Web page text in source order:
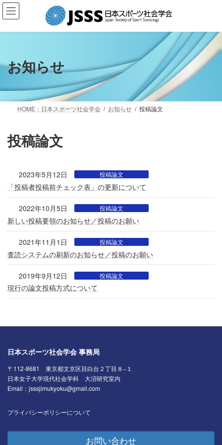
コ
ン
ス
ッ
ナ
ビ
ン
移
お知らせ
HOME：日本スポーツ社会学会 お知らせ 投稿論文
投稿論文
2023年5月12日 投稿論文
「投稿者投稿前チェック表」の更新について
2022年10月5日 投稿論文
新しい投稿要領のお知らせ／投稿のお願い
2021年11月1日 投稿論文
査読システムの刷新のお知らせ／投稿のお願い
2019年9月12日 投稿論文
現行の論文投稿方式について
日本スポーツ社会学会 事務局
〒112-8681 東京都文京区目白台２丁目８−１
日本女子大学現代社会学科 大沼研究室内
Email：jsssjimukyoku@gmail.com
プライバシーポリシーについて
お問い合わせ